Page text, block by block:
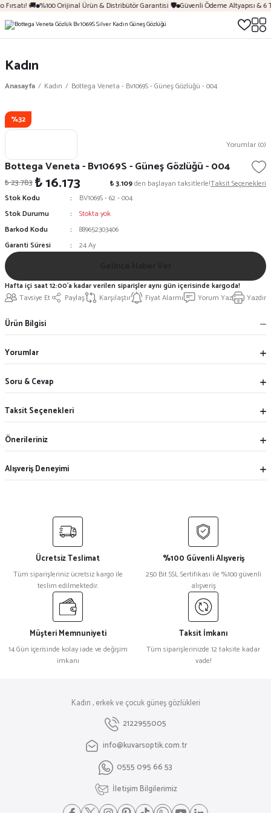
🚚 %100 Orijinal Ürün & Distribütör Garantisi 🛡️ Güvenli Ödeme Altyapısı & 6
Kadın
Anasayfa Kadın Bottega Veneta - Bv1069S - Güneş Gözlüğü - 004
%32
Yorumlar (0)
Bottega Veneta - Bv1069S - Güneş Gözlüğü - 004
₺ 23.783₺ 16.173 ₺ 3.109den başlayan taksitlerle!Taksit Seçenekleri
Stok Kodu
BV1069S - 62 - 004
Stok Durumu
Stokta yok
Barkod Kodu
889652303406
Garanti Süresi
24 Ay
Tavsiye Et Paylaş Karşılaştır Fiyat Alarmı Yorum Yaz Yazdır
Hafta içi saat 12:00'a kadar verilen siparişler aynı gün içerisinde kargoda!
Ürün Bilgisi
Yorumlar
Soru & Cevap
Taksit Seçenekleri
Önerileriniz
Alışveriş Deneyimi
Ücretsiz Teslimat
Tüm siparişleriniz ücretsiz kargo ile
teslim edilmektedir.
%100 Güvenli Alışveriş
250 Bit SSL Sertifikası ile %100 güvenli
alışveriş
Müşteri Memnuniyeti
14 Gün içerisinde kolay iade ve değişim
imkanı
Taksit İmkanı
Tüm siparişlerinizde 12 taksite kadar
vade!
Kadın , erkek ve çocuk güneş gözlükleri
2122955005
info@kuvarsoptik.com.tr
0555 095 66 53
İletişim Bilgilerimiz